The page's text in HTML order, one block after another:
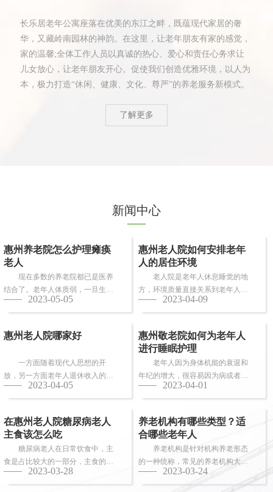
长乐居老年公寓座落在优美的东江之畔，既蕴现代家居的奢
华，又藏岭南园林的神韵。在这里，让老年朋友有家的感觉，
家的温馨;全体工作人员以真诚的热心、爱心和责任心务求让
儿女放心，让老年朋友开心。促使我们创造优雅环境，以人为
本，极力打造“休闲、健康、文化、尊严”的养老服务新模式。
了解更多
新闻中心
惠州养老院怎么护理瘫痪
老人
现在多数的养老院都已是医养
结合了。老年人体质弱，一旦生
病，多数情况下都会面临卧床修
养，这时候就需...
2023-05-05
惠州老人院如何安排老年
人的居住环境
老人院是老年人休息睡觉的地
方，环境质量直接关系到老年人的
健康长寿。由于老年人适应能力和
抗病能力较...
2023-04-09
惠州老人院哪家好
一方面随着现代人思想的开
放，另一方面老年人退休收入的稳
步上升，选择惠州老人院进行疗养
的老人越来越...
2023-04-05
惠州敬老院如何为老年人
进行睡眠护理
老年人因为身体机能的衰退和
年纪的增大，很容易因为病或者各
种各样的原因导致失眠、多梦，睡
眠质量差等...
2023-04-01
在惠州老人院糖尿病老人
主食该怎么吃
糖尿病老人在日常饮食中，主
食是占比较大的一部分，主食的选
择对控制血糖水平至关重要。那
么，糖尿病老...
2023-03-28
养老机构有哪些类型？适
合哪些老年人
养老机构是针对机构养老形态
的一种统称，常见的养老机构大致
有这些类型：养老社区、老年公
寓、养老院、...
2023-03-24